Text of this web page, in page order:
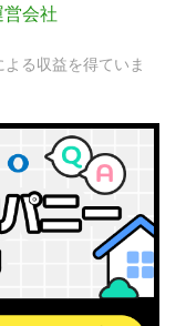
営会社
る収益を得ていま